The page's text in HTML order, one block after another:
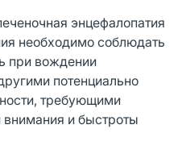
энцефалопатия
необходимо соблюдать
при вождении
потенциально
требующими
и быстроты